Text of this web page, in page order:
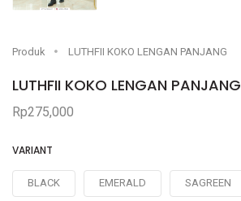
Produk LUTHFII KOKO LENGAN PANJANG
LUTHFII KOKO LENGAN PANJANG
Rp275,000
VARIANT
BLACK EMERALD SAGREEN